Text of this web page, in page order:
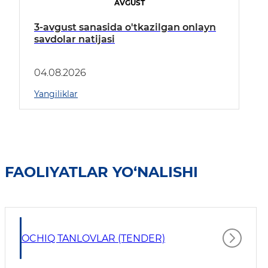
AVGUST
3-avgust sanasida o'tkazilgan onlayn
savdolar natijasi
04.08.2026
Yangiliklar
FAOLIYATLAR YO‘NALISHI
OCHIQ TANLOVLAR (TENDER)